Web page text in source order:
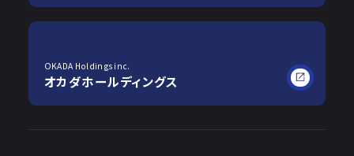
OKADA Holdings inc.
オカダホールディングス